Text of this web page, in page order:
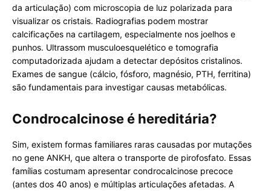
da articulação) com microscopia de luz polarizada para
visualizar os cristais. Radiografias podem mostrar
calcificações na cartilagem, especialmente nos joelhos e
punhos. Ultrassom musculoesquelético e tomografia
computadorizada ajudam a detectar depósitos cristalinos.
Exames de sangue (cálcio, fósforo, magnésio, PTH, ferritina)
são fundamentais para investigar causas metabólicas.
Condrocalcinose é hereditária?
Sim, existem formas familiares raras causadas por mutações
no gene ANKH, que altera o transporte de pirofosfato. Essas
famílias costumam apresentar condrocalcinose precoce
(antes dos 40 anos) e múltiplas articulações afetadas. A